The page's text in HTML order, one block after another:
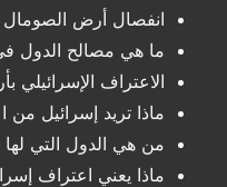
انفصال أرض الصومال
ما هي مصالح الدول
الاعتراف الإسرائيلي
ماذا تريد إسرائيل
من هي الدول التي
ماذا يعني اعتراف